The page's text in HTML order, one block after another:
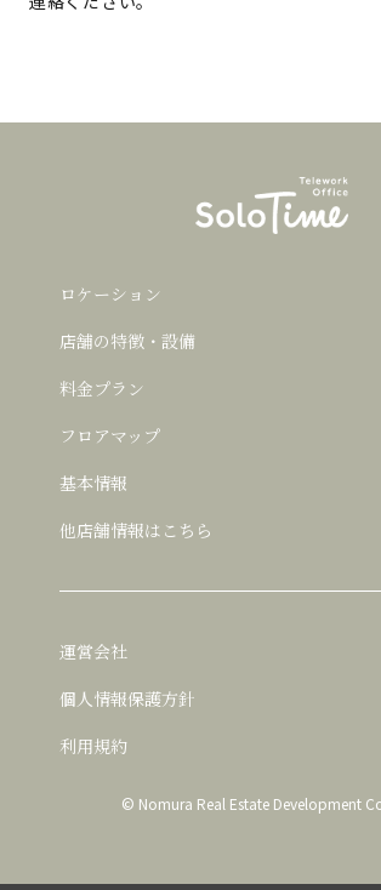
ロケーション
店舗の特徴・設備
料金プラン
フロアマップ
基本情報
他店舗情報はこちら
運営会社
個人情報保護方針
利用規約
© Nomura Real Estate Development